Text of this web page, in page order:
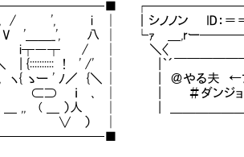
i │ ｜シノノン ID：＝＝
＿_', 八 │ └ｧ ＿,rー
ﾆ.､ i┬―┬ / │ ＼〈
| {:::::::::: ! ' /' │ |｀´￣￣￣￣￣￣￣
ヽ{ ゝー ' ﾉ／ {＼ │ | ＠やる夫 ←フォロ
ｉ ､ │ | ＃ダンジョン配信
,, ( ＿ ）人 │ | ＿＿＿＿＿＿＿＿
） │